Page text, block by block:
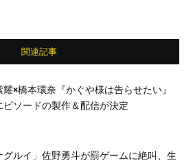
関連記事
耀×橋本環奈『かぐや様は告らせたい』
ピソードの製作＆配信が決定
グルイ」佐野勇斗が罰ゲームに絶叫、生